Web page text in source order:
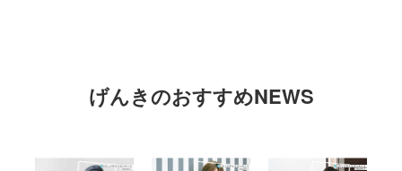
げんきのおすすめNEWS